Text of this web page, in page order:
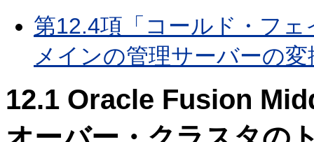
第12.4項「コールド・フ
メインの管理サーバーの変
12.1 Oracle Fusion